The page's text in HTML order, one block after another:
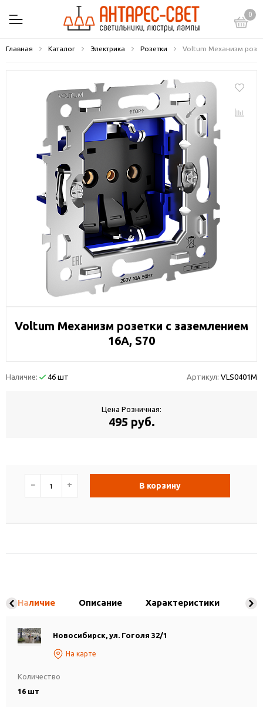
0
Главная Каталог Электрика Розетки Voltum Механизм
Voltum Механизм розетки с заземлением
16А, S70
Наличие: 46 шт Артикул: VLS0401M
Цена Розничная:
495 руб.
− + В корзину
Наличие Описание Характеристики
Новосибирск, ул. Гоголя 32/1
На карте
Количество
16 шт